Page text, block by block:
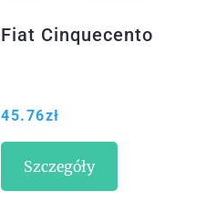
Fiat Cinquecento
45.76zł
Szczegóły